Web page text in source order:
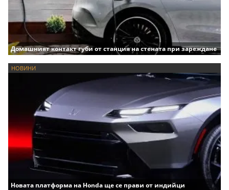
Домашният контакт губи от станция на стената при зареждане
НОВИНИ
Новата платформа на Honda ще се прави от индийци